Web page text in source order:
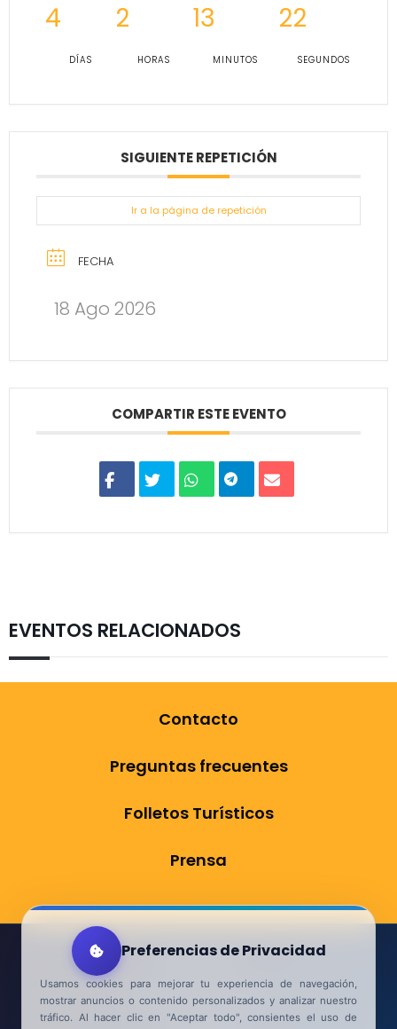
4
DÍAS
2
HORAS
13
MINUTOS
22
SEGUNDOS
SIGUIENTE REPETICIÓN
Ir a la página de repetición
FECHA
18 Ago 2026
COMPARTIR ESTE EVENTO
EVENTOS RELACIONADOS
Contacto
Preguntas frecuentes
Folletos Turísticos
Prensa
Preferencias de Privacidad
Usamos cookies para mejorar tu experiencia de navegación,
mostrar anuncios o contenido personalizados y analizar nuestro
tráfico. Al hacer clic en "Aceptar todo", consientes el uso de
Aviso Legal
Política de Privacidad